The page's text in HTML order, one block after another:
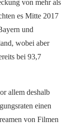
von mehr als
es Mitte 2017
und
wobei aber
bei 93,7
allem deshalb
einen
von Filmen